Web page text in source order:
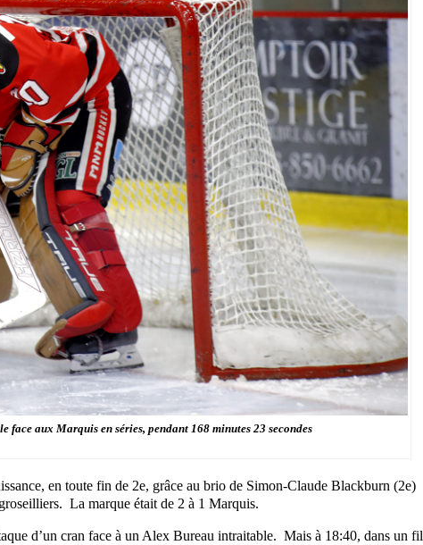
face aux Marquis en séries, pendant 168 minutes 23 secondes
en toute fin de 2e, grâce au brio de Simon-Claude Blackburn (2e)
La marque était de 2 à 1 Marquis.
d’un cran face à un Alex Bureau intraitable. Mais à 18:40, dans un